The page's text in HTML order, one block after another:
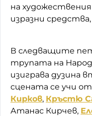
на
изразни
В следващите
трупата на
изиграва дузина
сцената се учи
Кирков, Кръстю
Атанас Кирчев,